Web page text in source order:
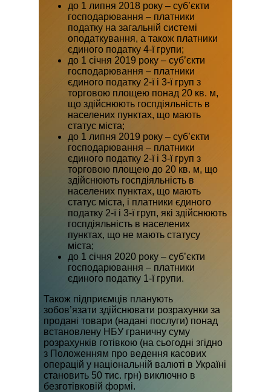
до 1 липня 2018 року – суб’єкти
господарювання – платники
податку на загальній системі
оподаткування, а також платники
єдиного податку 4-ї групи;
до 1 січня 2019 року – суб’єкти
господарювання – платники
єдиного податку 2-ї і 3-ї груп з
торговою площею понад 20 кв. м,
що здійснюють госпдіяльність в
населених пунктах, що мають
статус міста;
до 1 липня 2019 року – суб’єкти
господарювання – платники
єдиного податку 2-ї і 3-ї груп з
торговою площею до 20 кв. м, що
здійснюють госпдіяльність в
населених пунктах, що мають
статус міста, і платники єдиного
податку 2-ї і 3-ї груп, які здійснюють
госпдіяльність в населених
пунктах, що не мають статусу
міста;
до 1 січня 2020 року – суб’єкти
господарювання – платники
єдиного податку 1-ї групи.
Також підприємців планують
зобов’язати здійснювати розрахунки за
продані товари (надані послуги) понад
встановлену НБУ граничну суму
розрахунків готівкою (на сьогодні згідно
з Положенням про ведення касових
операцій у національній валюті в Україні
становить 50 тис. грн) виключно в
безготівковій формі.